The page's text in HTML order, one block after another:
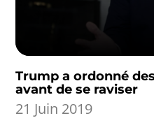
Trump a ordonné
avant de se raviser
21 Juin 2019